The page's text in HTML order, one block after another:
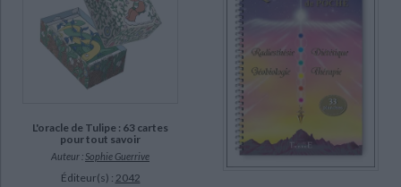
L'oracle de Tulipe : 63 cartes
pour tout savoir
Auteur : Sophie Guerrive
Éditeur(s) : 2042